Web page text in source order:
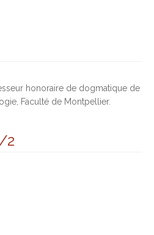
honoraire de dogmatique de
Faculté de Montpellier.
2